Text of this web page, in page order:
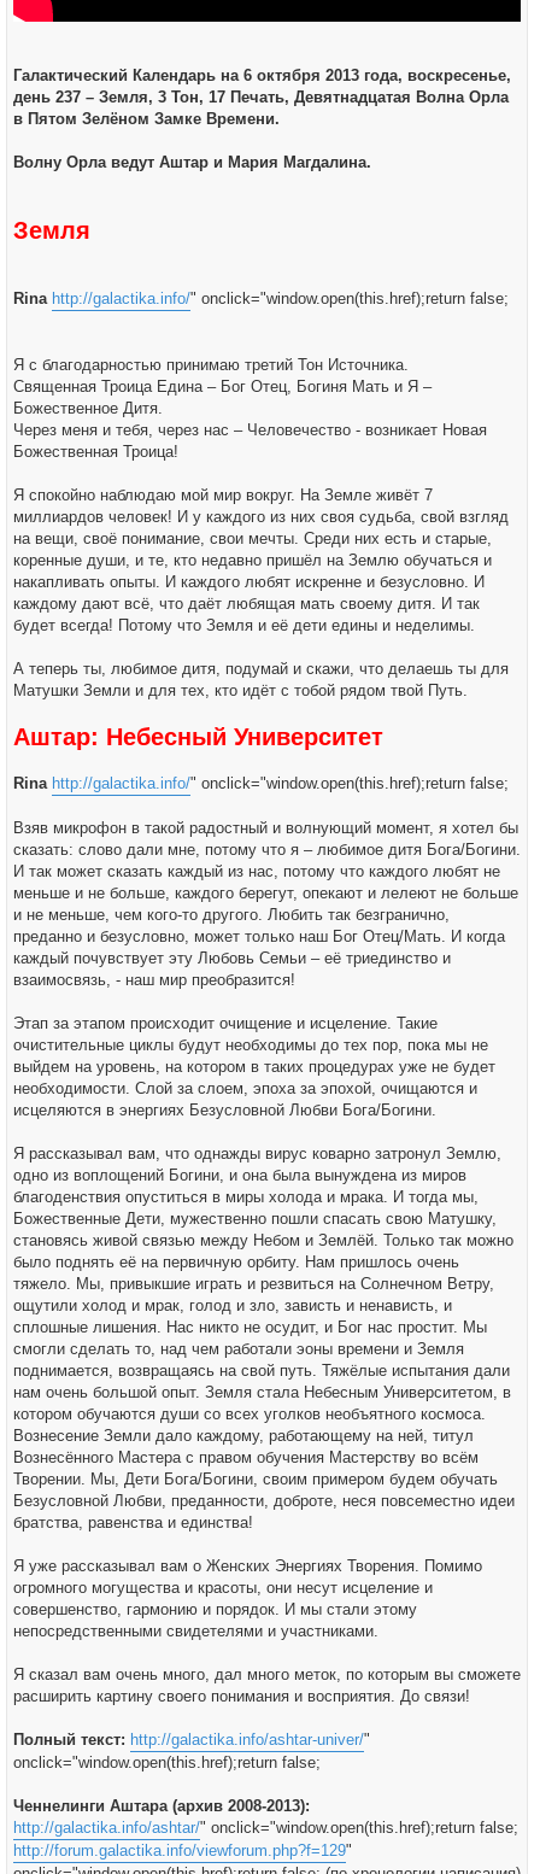
Галактический Календарь на 6 октября 2013 года, воскресенье,
день 237 – Земля, 3 Тон, 17 Печать, Девятнадцатая Волна Орла
в Пятом Зелёном Замке Времени.
Волну Орла ведут Аштар и Мария Магдалина.
Земля
Rina http://galactika.info/" onclick="window.open(this.href);return false;
Я с благодарностью принимаю третий Тон Источника.
Священная Троица Едина – Бог Отец, Богиня Мать и Я –
Божественное Дитя.
Через меня и тебя, через нас – Человечество - возникает Новая
Божественная Троица!
Я спокойно наблюдаю мой мир вокруг. На Земле живёт 7
миллиардов человек! И у каждого из них своя судьба, свой взгляд
на вещи, своё понимание, свои мечты. Среди них есть и старые,
коренные души, и те, кто недавно пришёл на Землю обучаться и
накапливать опыты. И каждого любят искренне и безусловно. И
каждому дают всё, что даёт любящая мать своему дитя. И так
будет всегда! Потому что Земля и её дети едины и неделимы.
А теперь ты, любимое дитя, подумай и скажи, что делаешь ты для
Матушки Земли и для тех, кто идёт с тобой рядом твой Путь.
Аштар: Небесный Университет
Rina http://galactika.info/" onclick="window.open(this.href);return false;
Взяв микрофон в такой радостный и волнующий момент, я хотел бы
сказать: слово дали мне, потому что я – любимое дитя Бога/Богини.
И так может сказать каждый из нас, потому что каждого любят не
меньше и не больше, каждого берегут, опекают и лелеют не больше
и не меньше, чем кого-то другого. Любить так безгранично,
преданно и безусловно, может только наш Бог Отец/Мать. И когда
каждый почувствует эту Любовь Семьи – её триединство и
взаимосвязь, - наш мир преобразится!
Этап за этапом происходит очищение и исцеление. Такие
очистительные циклы будут необходимы до тех пор, пока мы не
выйдем на уровень, на котором в таких процедурах уже не будет
необходимости. Слой за слоем, эпоха за эпохой, очищаются и
исцеляются в энергиях Безусловной Любви Бога/Богини.
Я рассказывал вам, что однажды вирус коварно затронул Землю,
одно из воплощений Богини, и она была вынуждена из миров
благоденствия опуститься в миры холода и мрака. И тогда мы,
Божественные Дети, мужественно пошли спасать свою Матушку,
становясь живой связью между Небом и Землёй. Только так можно
было поднять её на первичную орбиту. Нам пришлось очень
тяжело. Мы, привыкшие играть и резвиться на Солнечном Ветру,
ощутили холод и мрак, голод и зло, зависть и ненависть, и
сплошные лишения. Нас никто не осудит, и Бог нас простит. Мы
смогли сделать то, над чем работали эоны времени и Земля
поднимается, возвращаясь на свой путь. Тяжёлые испытания дали
нам очень большой опыт. Земля стала Небесным Университетом, в
котором обучаются души со всех уголков необъятного космоса.
Вознесение Земли дало каждому, работающему на ней, титул
Вознесённого Мастера с правом обучения Мастерству во всём
Творении. Мы, Дети Бога/Богини, своим примером будем обучать
Безусловной Любви, преданности, доброте, неся повсеместно идеи
братства, равенства и единства!
Я уже рассказывал вам о Женских Энергиях Творения. Помимо
огромного могущества и красоты, они несут исцеление и
совершенство, гармонию и порядок. И мы стали этому
непосредственными свидетелями и участниками.
Я сказал вам очень много, дал много меток, по которым вы сможете
расширить картину своего понимания и восприятия. До связи!
Полный текст: http://galactika.info/ashtar-univer/"
onclick="window.open(this.href);return false;
Ченнелинги Аштара (архив 2008-2013):
http://galactika.info/ashtar/" onclick="window.open(this.href);return false;
http://forum.galactika.info/viewforum.php?f=129"